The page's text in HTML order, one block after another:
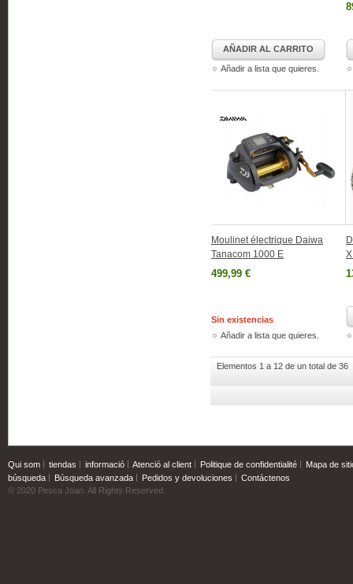
AÑADIR AL CARRITO
Añadir a lista que quieres.
Moulinet électrique Daiwa
Tanacom 1000 E
499,99 €
Sin existencias
Añadir a lista que quieres.
Elementos 1 a 12 de un total de 36
Qui som tiendas informació Atenció al client Politique de confidentialité
Mapa de
búsqueda
Búsqueda avanzada Pedidos y devoluciones
Contáctenos
© 2020 Pesca Joan. All Rights Reserved.